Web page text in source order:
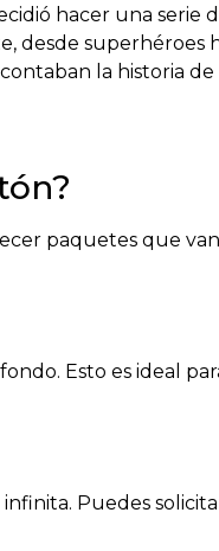
hacer una serie
superhéroes
la historia
paquetes que van
Esto es ideal
infinita. Puedes